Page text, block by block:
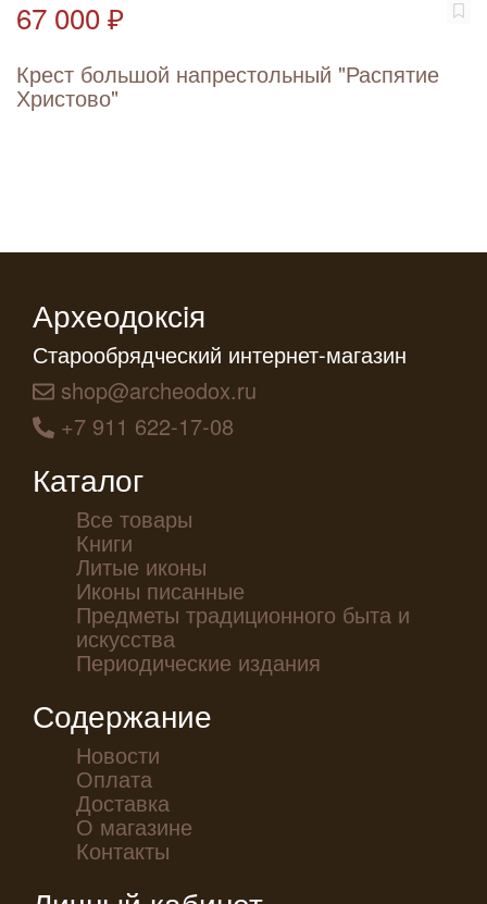
67 000 ₽
Крест большой напрестольный "Распятие
Христово"
Археодоксiя
Старообрядческий интернет-магазин
shop@archeodox.ru
+7 911 622-17-08
Каталог
Все товары
Книги
Литые иконы
Иконы писанные
Предметы традиционного быта и
искусства
Периодические издания
Содержание
Новости
Оплата
Доставка
О магазине
Контакты